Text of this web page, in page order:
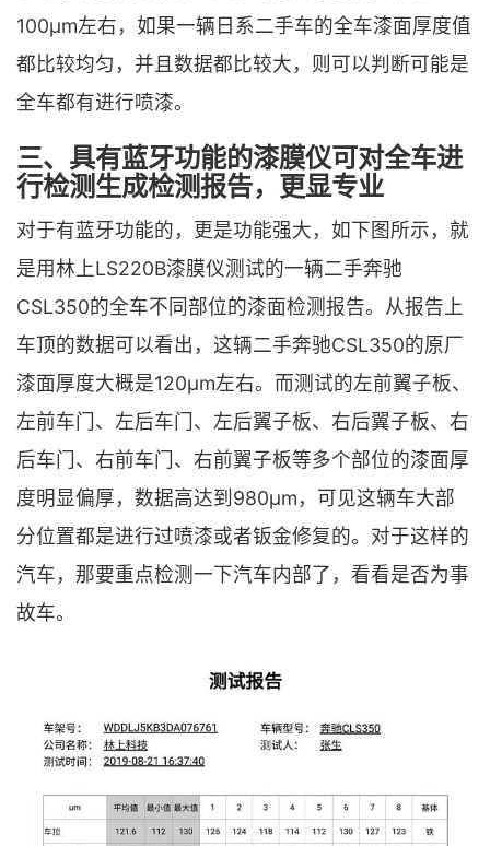
100μm左右，如果一辆日系二手车的全车漆面厚度值
都比较均匀，并且数据都比较大，则可以判断可能是
全车都有进行喷漆。
三、具有蓝牙功能的漆膜仪可对全车进
行检测生成检测报告，更显专业
对于有蓝牙功能的，更是功能强大，如下图所示，就
是用林上LS220B漆膜仪测试的一辆二手奔驰
CSL350的全车不同部位的漆面检测报告。从报告上
车顶的数据可以看出，这辆二手奔驰CSL350的原厂
漆面厚度大概是120μm左右。而测试的左前翼子板、
左前车门、左后车门、左后翼子板、右后翼子板、右
后车门、右前车门、右前翼子板等多个部位的漆面厚
度明显偏厚，数据高达到980μm，可见这辆车大部
分位置都是进行过喷漆或者钣金修复的。对于这样的
汽车，那要重点检测一下汽车内部了，看看是否为事
故车。